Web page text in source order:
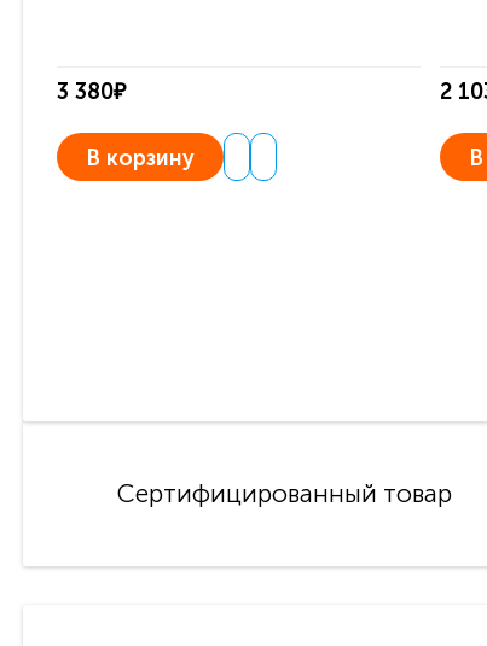
3 380₽
В корзину
2
Сертифицированный товар